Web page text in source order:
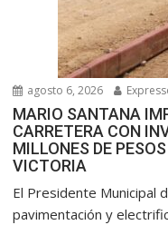
agosto 6, 2026
MARIO SANTANA
CARRETERA CON
MILLONES DE
VICTORIA
El Presidente Municipal
pavimentación y